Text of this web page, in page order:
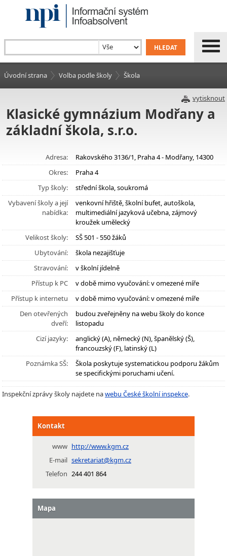
Úvodní strana Volba podle školy Škola
vytisknout
Klasické gymnázium Modřany a
základní škola, s.r.o.
Adresa:
Rakovského 3136/1, Praha 4 - Modřany, 14300
Okres:
Praha 4
Typ školy:
střední škola, soukromá
Vybavení školy a její
nabídka:
venkovní hřiště, školní bufet, autoškola,
multimediální jazyková učebna, zájmový
kroužek umělecký
Velikost školy:
SŠ 501 - 550 žáků
Ubytování:
škola nezajišťuje
Stravování:
v školní jídelně
Přístup k PC
v době mimo vyučování: v omezené míře
Přístup k internetu
v době mimo vyučování: v omezené míře
Den otevřených
dveří:
budou zveřejněny na webu školy do konce
listopadu
Cizí jazyky:
anglický (A), německý (N), španělský (Š),
francouzský (F), latinský (L)
Poznámka SŠ:
Škola poskytuje systematickou podporu žákům
se specifickými poruchami učení.
Inspekční zprávy školy najdete nawebu České školní inspekce.
Kontakt
www http://www.kgm.cz
E-mail sekretariat@kgm.cz
Telefon 244 401 864
Mapa